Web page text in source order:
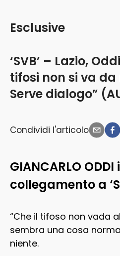
‘SVB’ – Lazio,
tifosi non si va
Serve dialogo”
Esclusive
Condividi l'articolo
GIANCARLO ODDI
collegamento a
“Che il tifoso non vada
sembra una cosa
niente.